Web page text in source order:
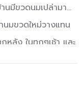
ามทนทานต่อความ
นมีขวดนมเปล่ามา
นมขวดใหม่วางแทน
หลัง ในทุกๆเช้า และ